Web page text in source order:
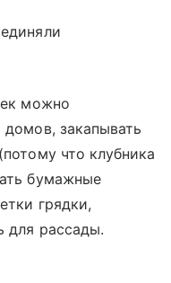
можно
закапывать
что клубника
бумажные
грядки,
для рассады.